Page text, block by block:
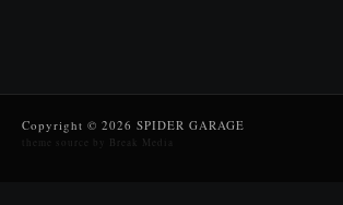
Copyright © 2026 SPIDER GARAGE
theme source by Break Media